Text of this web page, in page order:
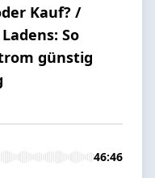
Kauf? /
So
günstig
46:46